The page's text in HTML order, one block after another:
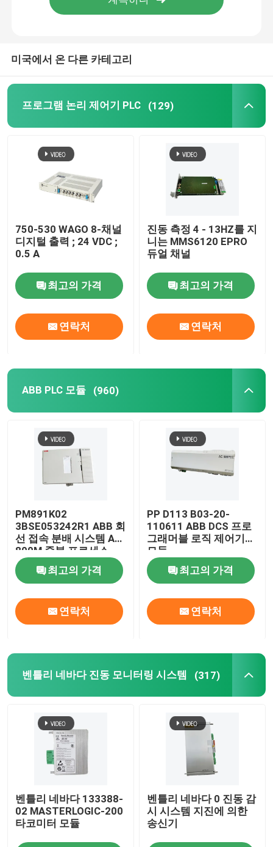
미국에서 온 다른 카테고리
프로그램 논리 제어기 PLC (129)
750-530 WAGO 8-채널
디지털 출력 ; 24 VDC ;
0.5 A
최고의 가격
연락처
진동 측정 4 - 13HZ를 지
니는 MMS6120 EPRO
듀얼 채널
최고의 가격
연락처
ABB PLC 모듈 (960)
PM891K02
3BSE053242R1 ABB 회
선 접속 분배 시스템 AC
800M 중복 프로세스
CPU 모듈
최고의 가격
연락처
PP D113 B03-20-
110611 ABB DCS 프로
그래머블 로직 제어기
모듈
최고의 가격
연락처
벤틀리 네바다 진동 모니터링 시스템 (317)
벤틀리 네바다 133388-
02 MASTERLOGIC-200
타코미터 모듈
벤틀리 네바다 0 진동 감
시 시스템 지진에 의한
송신기